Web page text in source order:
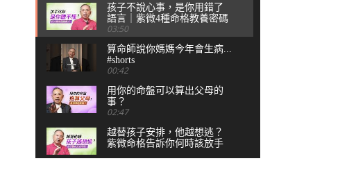
孩子不說心事，是你用錯了
語言｜紫微4種命格教養密碼
03:50
算命師說你媽媽今年會生病...
#shorts
00:42
用你的命盤可以算出父母的
事？
02:47
越替孩子安排，他越想逃？
紫微命格告訴你何時該放手
張盛舒大師，詳批你的一生命運！
我們緣分已盡了嗎？
你們前世是哪種星宿關係？今生有好結